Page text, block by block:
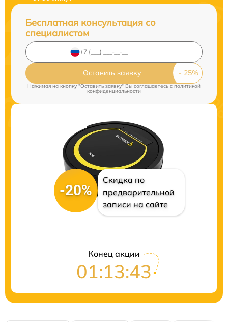
Бесплатная консультация со
специалистом
Оставить заявку
Нажимая на кнопку "Оставить заявку" Вы соглашаетесь cполитикой
конфиденциальности
-20%
Скидка по
предварительной
записи на сайте
Конец акции
01:13:43